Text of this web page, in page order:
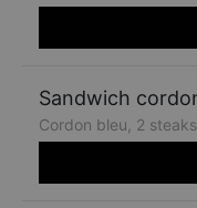
Sandwich
Cordon bleu, 2